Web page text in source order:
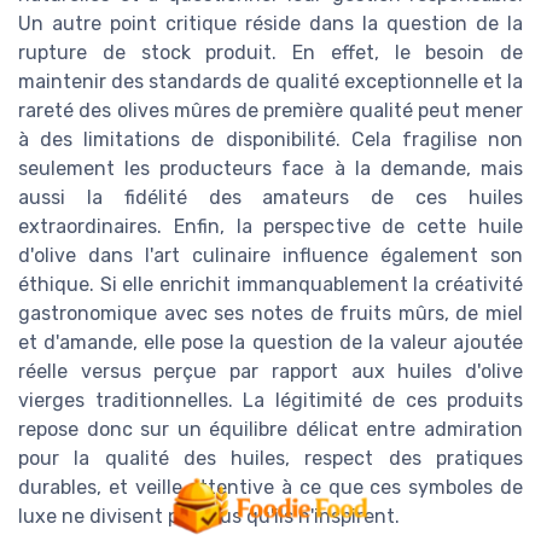
Un autre point critique réside dans la question de la
rupture de stock produit. En effet, le besoin de
maintenir des standards de qualité exceptionnelle et la
rareté des olives mûres de première qualité peut mener
à des limitations de disponibilité. Cela fragilise non
seulement les producteurs face à la demande, mais
aussi la fidélité des amateurs de ces huiles
extraordinaires. Enfin, la perspective de cette huile
d'olive dans l'art culinaire influence également son
éthique. Si elle enrichit immanquablement la créativité
gastronomique avec ses notes de fruits mûrs, de miel
et d'amande, elle pose la question de la valeur ajoutée
réelle versus perçue par rapport aux huiles d'olive
vierges traditionnelles. La légitimité de ces produits
repose donc sur un équilibre délicat entre admiration
pour la qualité des huiles, respect des pratiques
durables, et veille attentive à ce que ces symboles de
luxe ne divisent pas plus qu'ils n'inspirent.